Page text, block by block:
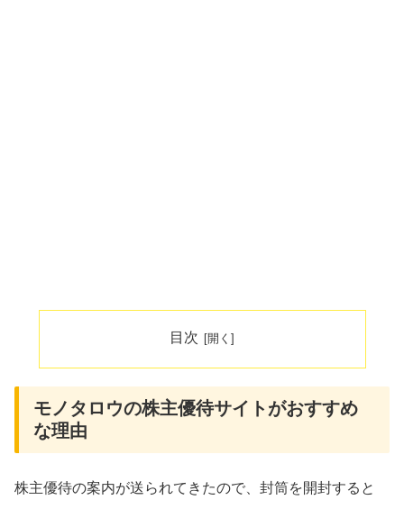
目次
モノタロウの株主優待サイトがおすすめ
な理由
株主優待の案内が送られてきたので、封筒を開封すると